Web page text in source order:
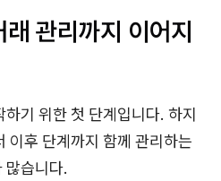
관리까지 이어지
기 위한 첫 단계입니다. 하지
이후 단계까지 함께 관리하는
많습니다.